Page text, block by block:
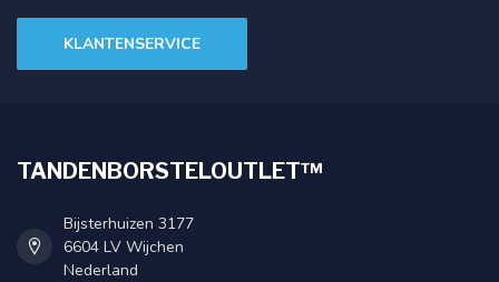
KLANTENSERVICE
TANDENBORSTELOUTLET™
Bijsterhuizen 3177
6604 LV Wijchen
Nederland